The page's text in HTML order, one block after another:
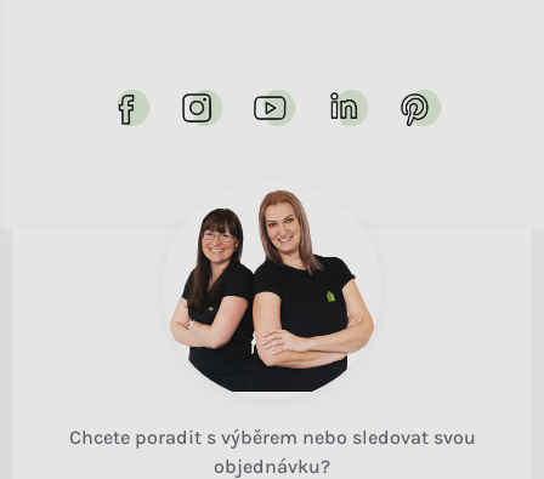
Chcete poradit s výběrem nebo sledovat svou
objednávku?